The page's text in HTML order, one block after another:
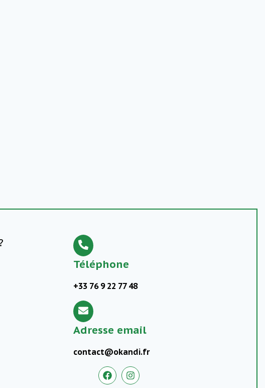
Téléphone
+33 76 9 22 77 48
Adresse email
contact@okandi.fr